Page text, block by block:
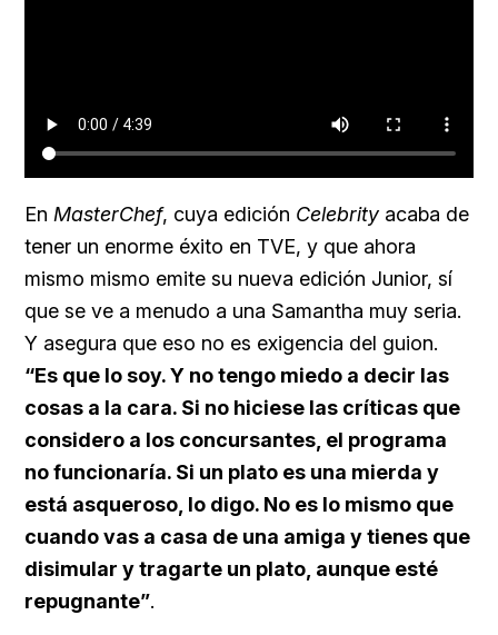
En MasterChef, cuya edición Celebrity acaba de
tener un enorme éxito en TVE, y que ahora
mismo mismo emite su nueva edición Junior, sí
que se ve a menudo a una Samantha muy seria.
Y asegura que eso no es exigencia del guion.
“Es que lo soy. Y no tengo miedo a decir las
cosas a la cara. Si no hiciese las críticas que
considero a los concursantes, el programa
no funcionaría. Si un plato es una mierda y
está asqueroso, lo digo. No es lo mismo que
cuando vas a casa de una amiga y tienes que
disimular y tragarte un plato, aunque esté
repugnante”.